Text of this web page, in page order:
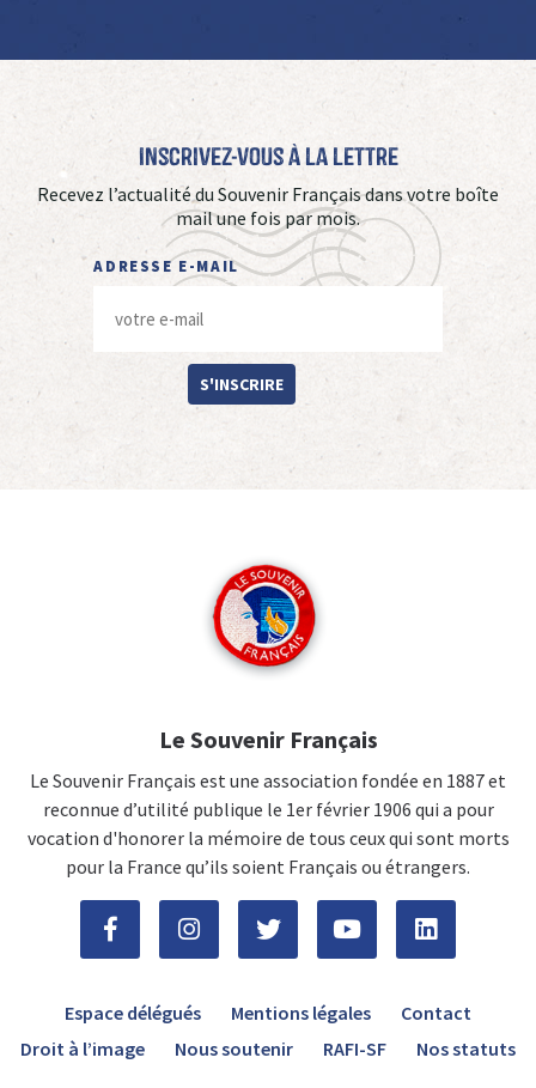
Inscrivez-vous à La Lettre
Recevez l’actualité du Souvenir Français dans votre boîte
mail une fois par mois.
ADRESSE E-MAIL
S'INSCRIRE
Le Souvenir Français
Le Souvenir Français est une association fondée en 1887 et
reconnue d’utilité publique le 1er février 1906 qui a pour
vocation d'honorer la mémoire de tous ceux qui sont morts
pour la France qu’ils soient Français ou étrangers.
Espace délégués Mentions légales
Contact
Droit à l’image
Nous soutenir RAFI-SF Nos statuts